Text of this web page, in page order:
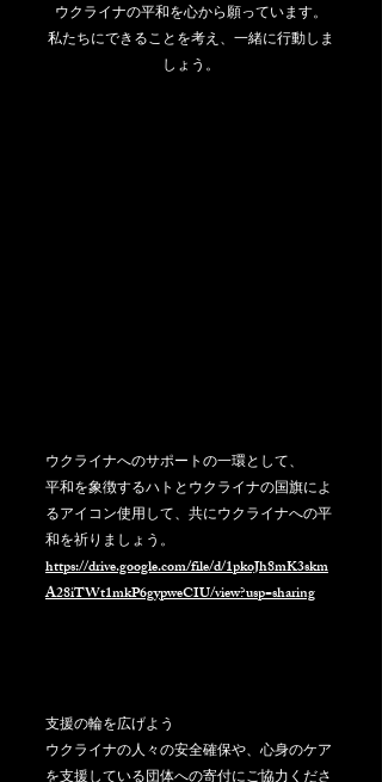
ウクライナの平和を心から願っています。
私たちにできることを考え、一緒に行動しま
しょう。
ウクライナへのサポートの一環として、
平和を象徴するハトとウクライナの国旗によ
るアイコン使用して、共にウクライナへの平
和を祈りましょう。
https://drive.google.com/file/d/1pkoJh8mK3skm
A28iTWt1mkP6gypweCIU/view?usp=sharing
支援の輪を広げよう
ウクライナの人々の安全確保や、心身のケア